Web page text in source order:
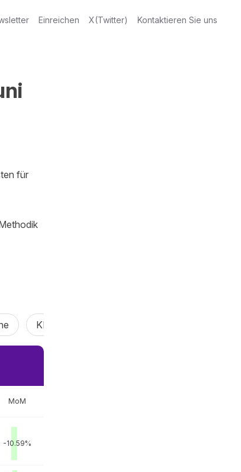
Einreichen X(Twitter) Kontaktieren Sie uns
für
KI Vibe Coding
MoM
-10.59%